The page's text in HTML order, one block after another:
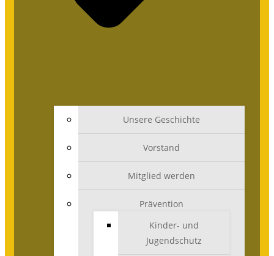
Unsere Geschichte
Vorstand
Mitglied werden
Prävention
Kinder- und
Jugendschutz